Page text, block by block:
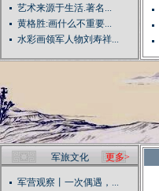
艺术来源于生活.著名...
黄格胜:画什么不重要...
水彩画领军人物刘寿祥...
军旅文化 更多>
军营观察丨一次偶遇，...